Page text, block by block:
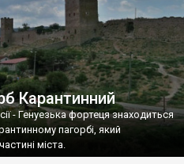
Карантинний
- Генуезька фортеця знаходиться
пагорбі, який
міста.